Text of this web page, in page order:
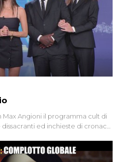
realizzata ne...
Angioni il programma cult di
ed inchieste di cronaca